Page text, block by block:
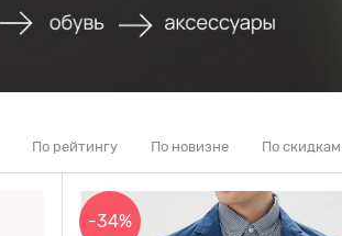
По рейтингу По новизне По скидкам
-34%